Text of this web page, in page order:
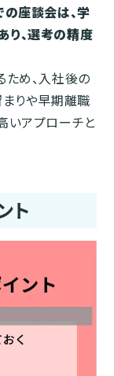
の座談会は、学
、選考の精度
ため、入社後の
まりや早期離職
いアプローチと
ト